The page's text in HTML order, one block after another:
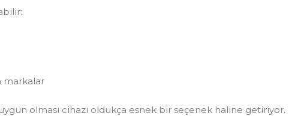
markalar
olması cihazı oldukça esnek bir seçenek haline getiriyor.